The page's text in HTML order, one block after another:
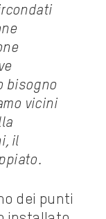
bisogno
vicini
il